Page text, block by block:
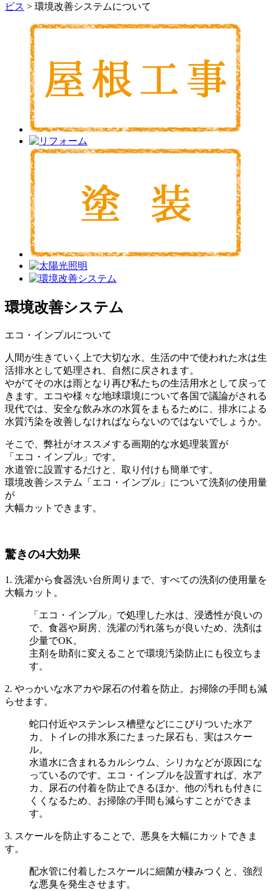
ビス > 環境改善システムについて
環境改善システム
エコ・インプルについて
人間が生きていく上で大切な水。生活の中で使われた水は生
活排水として処理され、自然に戻されます。
やがてその水は雨となり再び私たちの生活用水として戻って
きます。エコや様々な地球環境について各国で議論がされる
現代では、安全な飲み水の水質をまもるために、排水による
水質汚染を改善しなければならないのではないでしょうか。
そこで、弊社がオススメする画期的な水処理装置が
「エコ・インプル」です。
水道管に設置するだけと、取り付けも簡単です。
環境改善システム「エコ・インプル」について洗剤の使用量
が
大幅カットできます。
驚きの4大効果
1. 洗濯から食器洗い台所周りまで、すべての洗剤の使用量を
大幅カット。
「エコ・インプル」で処理した水は、浸透性が良いの
で、食器や厨房、洗濯の汚れ落ちが良いため、洗剤は
少量でOK。
主剤を助剤に変えることで環境汚染防止にも役立ちま
す。
2. やっかいな水アカや尿石の付着を防止。お掃除の手間も減
らせます。
蛇口付近やステンレス槽壁などにこびりついた水ア
カ、トイレの排水系にたまった尿石も、実はスケー
ル。
水道水に含まれるカルシウム、シリカなどが原因にな
っているのです。エコ・インプルを設置すれば、水ア
カ、尿石の付着を防止できるほか、他の汚れも付きに
くくなるため、お掃除の手間も減らすことができま
す。
3. スケールを防止することで、悪臭を大幅にカットできま
す。
配水管に付着したスケールに細菌が棲みつくと、強烈
な悪臭を発生させます。